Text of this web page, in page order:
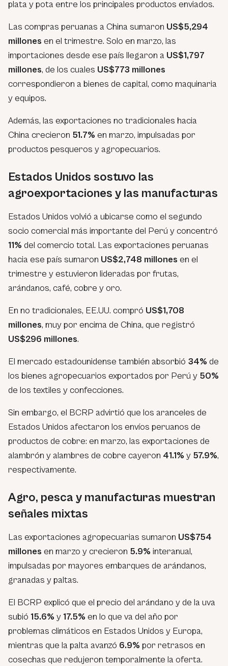
plata y pota entre los principales productos enviados.
Las compras peruanas a China sumaron US$5,294
millones en el trimestre. Solo en marzo, las
importaciones desde ese país llegaron a US$1,797
millones, de los cuales US$773 millones
correspondieron a bienes de capital, como maquinaria
y equipos.
Además, las exportaciones no tradicionales hacia
China crecieron 51.7% en marzo, impulsadas por
productos pesqueros y agropecuarios.
Estados Unidos sostuvo las
agroexportaciones y las manufacturas
Estados Unidos volvió a ubicarse como el segundo
socio comercial más importante del Perú y concentró
11% del comercio total. Las exportaciones peruanas
hacia ese país sumaron US$2,748 millones en el
trimestre y estuvieron lideradas por frutas,
arándanos, café, cobre y oro.
En no tradicionales, EE.UU. compró US$1,708
millones, muy por encima de China, que registró
US$296 millones.
El mercado estadounidense también absorbió 34% de
los bienes agropecuarios exportados por Perú y 50%
de los textiles y confecciones.
Sin embargo, el BCRP advirtió que los aranceles de
Estados Unidos afectaron los envíos peruanos de
productos de cobre: en marzo, las exportaciones de
alambrón y alambres de cobre cayeron 41.1% y 57.9%,
respectivamente.
Agro, pesca y manufacturas muestran
señales mixtas
Las exportaciones agropecuarias sumaron US$754
millones en marzo y crecieron 5.9% interanual,
impulsadas por mayores embarques de arándanos,
granadas y paltas.
El BCRP explicó que el precio del arándano y de la uva
subió 15.6% y17.5% en lo que va del año por
problemas climáticos en Estados Unidos y Europa,
mientras que la palta avanzó 6.9% por retrasos en
cosechas que redujeron temporalmente la oferta.